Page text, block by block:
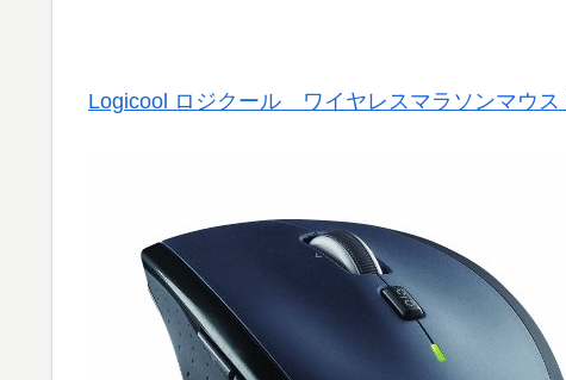
Logicool ロジクール ワイヤレスマラソンマウス